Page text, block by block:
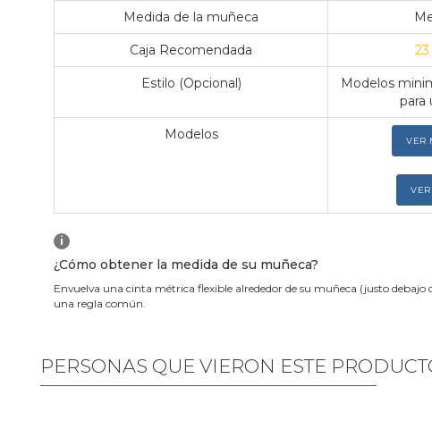
Medida de la muñeca
Caja Recomendada
Estilo (Opcional)
Modelos
para
Modelos VER
i
¿Cómo obtener la medida de su muñeca?
Envuelva una cinta métrica flexible alrededor de su muñeca (justo
una regla común.
PERSONAS QUE VIERON ESTE